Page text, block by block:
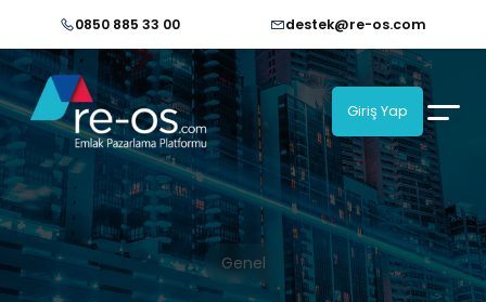
0850 885 33 00 destek@re-os.com
Giriş Yap
Genel